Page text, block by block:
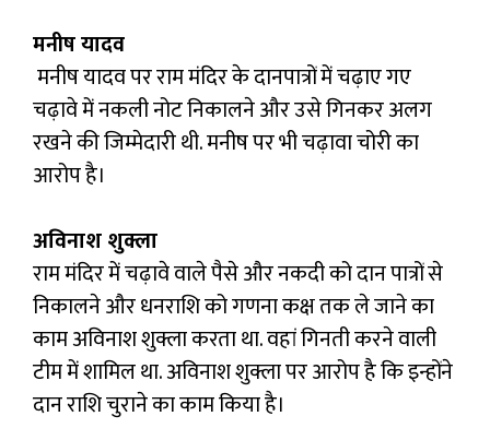
मनीष यादव
मनीष यादव पर राम मंदिर के दानपात्रों में चढ़ाए गए
चढ़ावे में नकली नोट निकालने और उसे गिनकर अलग
रखने की जिम्मेदारी थी. मनीष पर भी चढ़ावा चोरी का
आरोप है।
अविनाश शुक्ला
राम मंदिर में चढ़ावे वाले पैसे और नकदी को दान पात्रों से
निकालने और धनराशि को गणना कक्ष तक ले जाने का
काम अविनाश शुक्ला करता था. वहां गिनती करने वाली
टीम में शामिल था. अविनाश शुक्ला पर आरोप है कि इन्होंने
दान राशि चुराने का काम किया है।